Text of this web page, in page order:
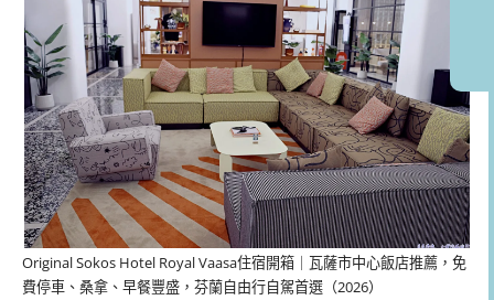
Original Sokos Hotel Royal Vaasa住宿開箱｜瓦薩市中心飯店推薦，免
費停車、桑拿、早餐豐盛，芬蘭自由行自駕首選（2026）